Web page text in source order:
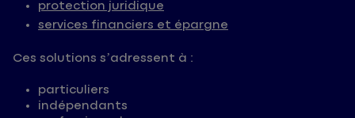
protection juridique
services financiers et épargne
Ces solutions s’adressent à :
particuliers
indépendants